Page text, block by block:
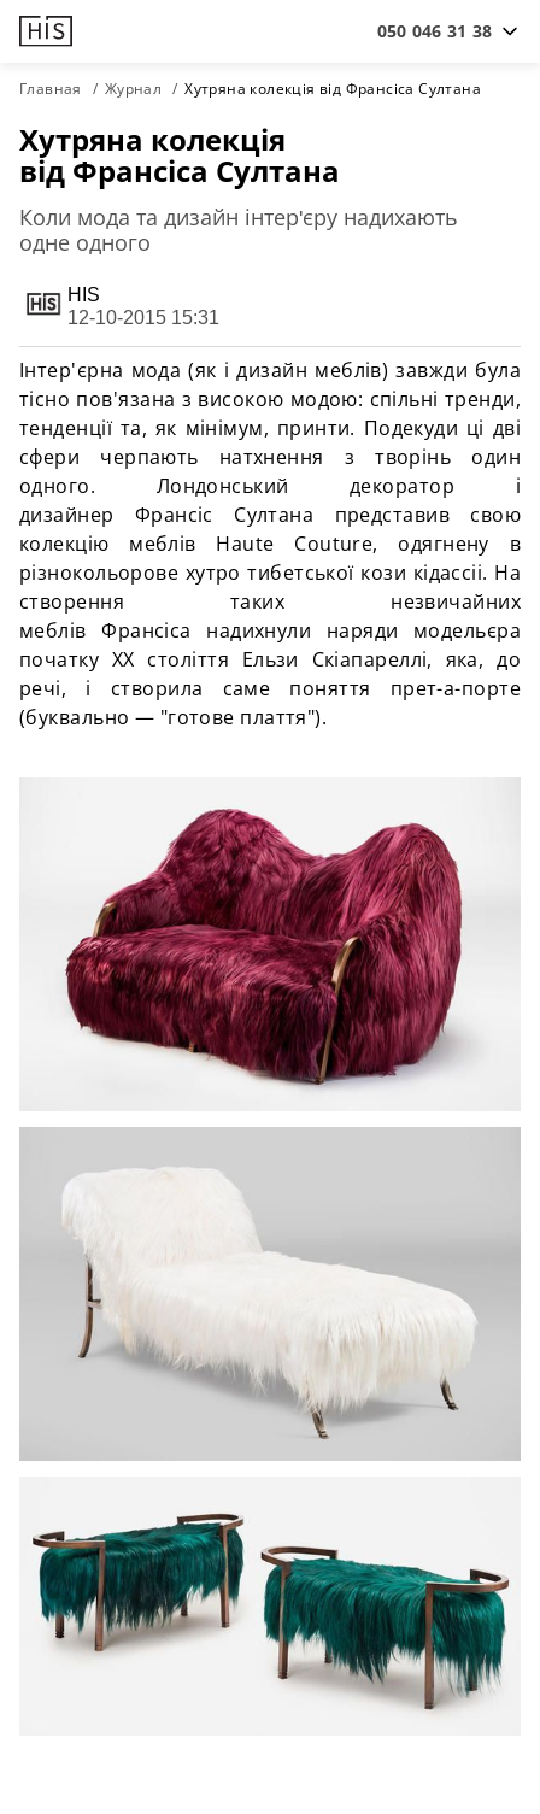
050 046 31 38
Главная Журнал Хутряна колекція від Франсіса Султана
Хутряна колекція
від Франсіса Султана
Коли мода та дизайн інтер'єру надихають
одне одного
HIS
12-10-2015 15:31
Інтер'єрна мода (як і дизайн меблів) завжди була
тісно пов'язана з високою модою: спільні тренди,
тенденції та, як мінімум, принти. Подекуди ці дві
сфери черпають натхнення з творінь один
одного. Лондонський декоратор і
дизайнер Франсіс Султана представив свою
колекцію меблів Haute Couture, одягнену в
різнокольорове хутро тибетської кози кідассіі. На
створення таких незвичайних
меблів Франсіса надихнули наряди модельєра
початку XX століття Ельзи Скіапареллі, яка, до
речі, і створила саме поняття прет-а-порте
(буквально — "готове плаття").